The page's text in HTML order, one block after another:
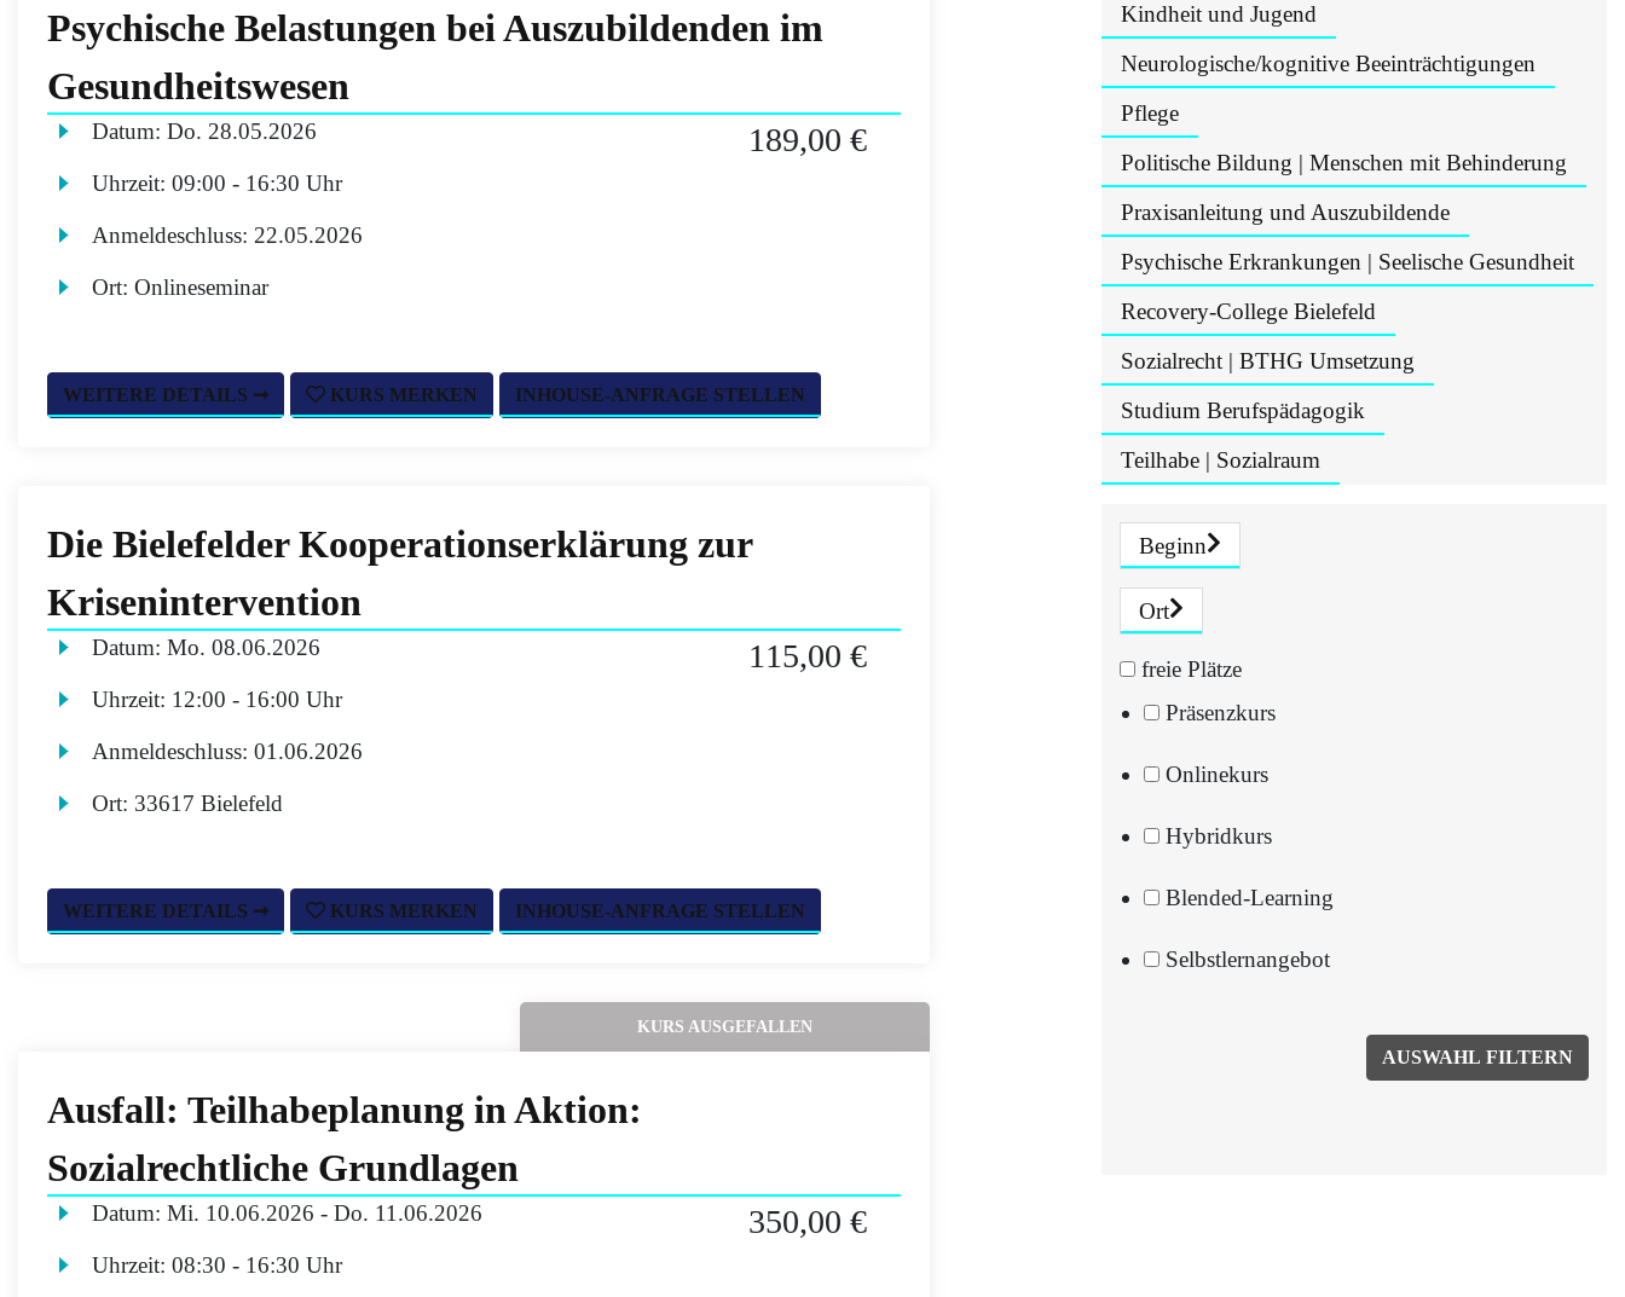
Psychische Belastungen bei Auszubildenden im
Gesundheitswesen
Datum:Do. 28.05.2026
Uhrzeit:09:00 - 16:30 Uhr
Anmeldeschluss: 22.05.2026
Ort:Onlineseminar
189,00 €
WEITERE DETAILS ➞ KURS MERKEN INHOUSE-ANFRAGE STELLEN
Die Bielefelder Kooperationserklärung zur
Krisenintervention
Datum:Mo. 08.06.2026
Uhrzeit: 12:00 - 16:00 Uhr
Anmeldeschluss:01.06.2026
Ort: 33617 Bielefeld
115,00 €
WEITERE DETAILS ➞ KURS MERKEN INHOUSE-ANFRAGE STELLEN
KURS AUSGEFALLEN
Ausfall: Teilhabeplanung in Aktion:
Sozialrechtliche Grundlagen
Datum:Mi. 10.06.2026 -Do. 11.06.2026
Uhrzeit:08:30 - 16:30 Uhr
350,00 €
Kindheit und Jugend
Neurologische/kognitive Beeinträchtigungen
Pflege
Politische Bildung | Menschen mit Behinderung
Praxisanleitung und Auszubildende
Psychische Erkrankungen | Seelische Gesundheit
Recovery-College Bielefeld
Sozialrecht | BTHG Umsetzung
Studium Berufspädagogik
Teilhabe | Sozialraum
Beginn
Ort
freie Plätze
Präsenzkurs
Onlinekurs
Hybridkurs
Blended-Learning
Selbstlernangebot